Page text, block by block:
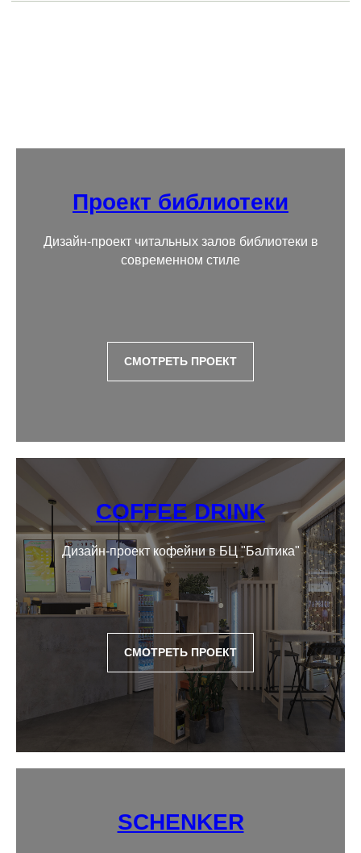
Проект библиотеки
Дизайн-проект читальных залов библиотеки в
современном стиле
СМОТРЕТЬ ПРОЕКТ
COFFEE DRINK
Дизайн-проект кофейни в БЦ "Балтика"
СМОТРЕТЬ ПРОЕКТ
SCHENKER